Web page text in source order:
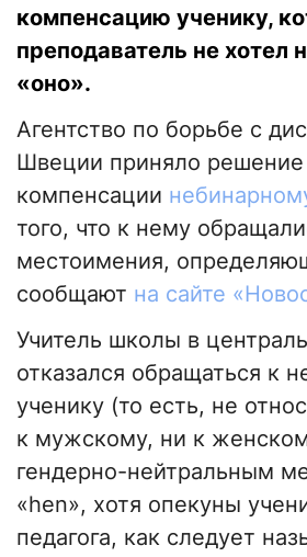
компенсацию ученику,
преподаватель не хотел
«оно».
Агентство по борьбе с
Швеции приняло решение
компенсации
того, что к нему
местоимения,
сообщают на сайте
Учитель школы в
отказался обращаться к
ученику (то есть, не
к мужскому, ни к
гендерно-нейтральным
«hen», хотя опекуны
педагога, как следует